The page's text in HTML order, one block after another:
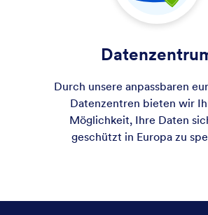
Durch unsere anpassbaren
Datenzentren bieten wir
Möglichkeit, Ihre Daten
geschützt in Europa zu